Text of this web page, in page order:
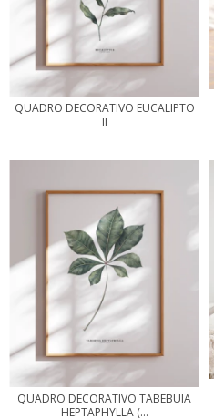
QUADRO DECORATIVO EUCALIPTO
II
QUADRO DECORATIVO TABEBUIA
HEPTAPHYLLA (...